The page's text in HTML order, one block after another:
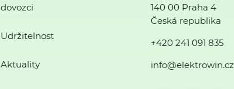
dovozci
Udržitelnost
Aktuality
140 00 Praha 4
Česká republika
+420 241 091 835
info@elektrowin.cz